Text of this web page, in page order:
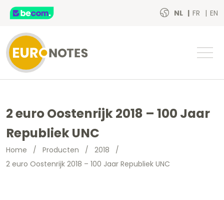
NL FR EN
2 euro Oostenrijk 2018 – 100 Jaar
Republiek UNC
Home / Producten / 2018 /
2 euro Oostenrijk 2018 – 100 Jaar Republiek UNC